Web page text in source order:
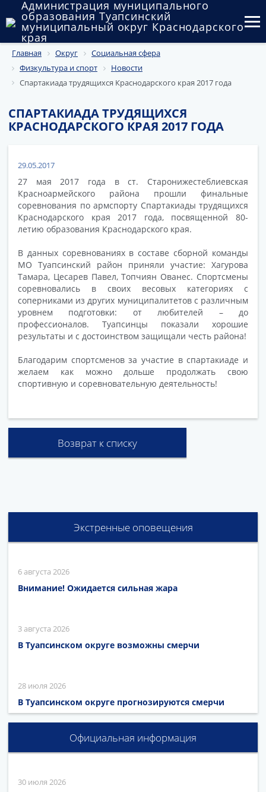
Администрация муниципального
образования Туапсинский
муниципальный округ Краснодарского
края
Округ
Администрация
Муниципальные закупки
Государственный и муниципальный контроль
Муниципальное имущество
Публичные слушания и общественные обсуждения
Документы
Главная Округ
Социальная сфера
Физкультура и спорт
Новости
Спартакиада трудящихся Краснодарского края 2017 года
СПАРТАКИАДА ТРУДЯЩИХСЯ
КРАСНОДАРСКОГО КРАЯ 2017 ГОДА
29.05.2017
27 мая 2017 года в ст. Старонижестеблиевская
Красноармейского района прошли финальные
соревнования по армспорту Спартакиады трудящихся
Краснодарского края 2017 года, посвященной 80-
летию образования Краснодарского края.
В данных соревнованиях в составе сборной команды
МО Туапсинский район приняли участие: Хагурова
Тамара, Цесарев Павел, Топчиян Ованес. Спортсмены
соревновались в своих весовых категориях с
соперниками из других муниципалитетов с различным
уровнем подготовки: от любителей – до
профессионалов. Туапсинцы показали хорошие
результаты и с достоинством защищали честь района!
Благодарим спортсменов за участие в спартакиаде и
желаем как можно дольше продолжать свою
спортивную и соревновательную деятельность!
Возврат к списку
Экстренные оповещения
6 августа 2026
Внимание! Ожидается сильная жара
3 августа 2026
В Туапсинском округе возможны смерчи
28 июля 2026
В Туапсинском округе прогнозируются смерчи
Официальная информация
30 июля 2026